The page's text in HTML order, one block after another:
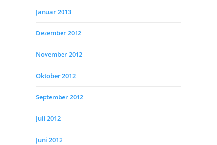
Januar 2013
Dezember 2012
November 2012
Oktober 2012
September 2012
Juli 2012
Juni 2012